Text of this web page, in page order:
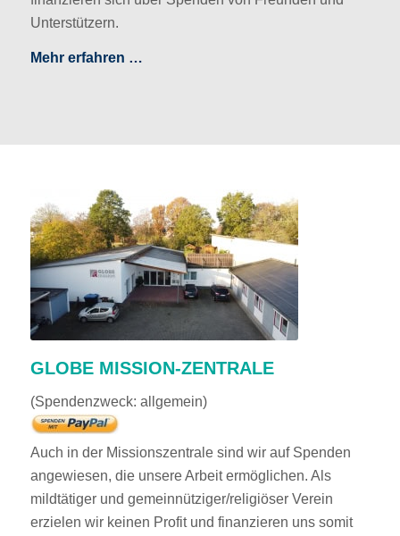
Unterstützern.
Mehr erfahren …
GLOBE MISSION-ZENTRALE
(Spendenzweck: allgemein)
Auch in der Missionszentrale sind wir auf Spenden
angewiesen, die unsere Arbeit ermöglichen. Als
mildtätiger und gemeinnütziger/religiöser Verein
erzielen wir keinen Profit und finanzieren uns somit